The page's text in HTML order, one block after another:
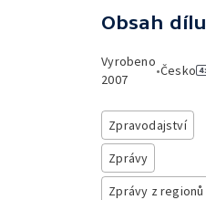
Obsah dílu
Vyrobeno
2007
•Česko
Zpravodajství
Zprávy
Zprávy z regionů